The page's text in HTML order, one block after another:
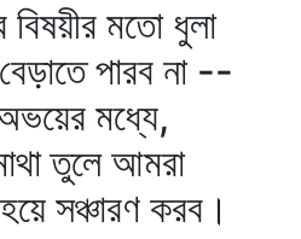
মতো ধুলা
পারব না --
মধ্যে,
তুলে আমরা
সঞ্চারণ করব।